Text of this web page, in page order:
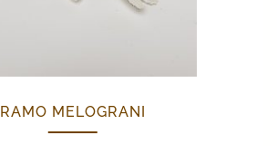
RAMO MELOGRANI